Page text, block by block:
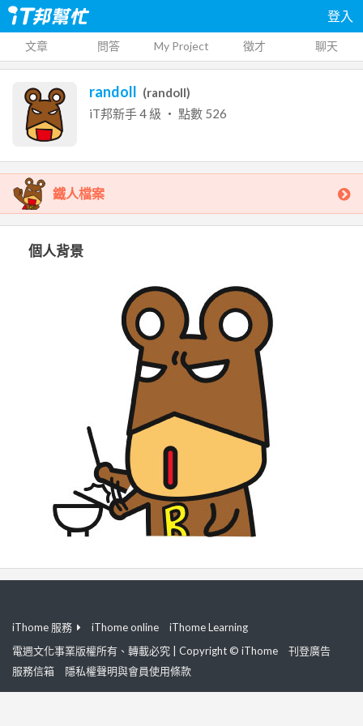
登入
文章 問答 My Project 徵才 聊天
randoll (randoll)
iT邦新手4 級 ‧ 點數 526
鐵人檔案
個人背景
iThome 服務 iThome online
iThome Learning
電週文化事業版權所有、轉載必究 | Copyright © iThome
刊登廣告
服務信箱
隱私權聲明與會員使用條款